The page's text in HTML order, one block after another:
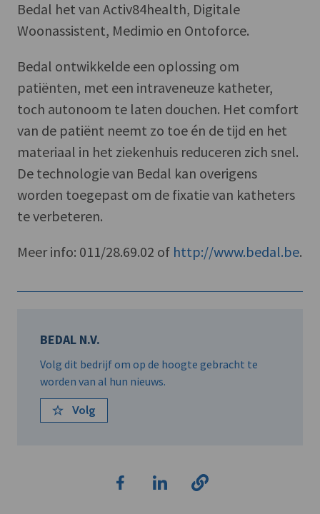
Bedal het van Activ84health, Digitale
Woonassistent, Medimio en Ontoforce.
Bedal ontwikkelde een oplossing om
patiënten, met een intraveneuze katheter,
toch autonoom te laten douchen. Het comfort
van de patiënt neemt zo toe én de tijd en het
materiaal in het ziekenhuis reduceren zich snel.
De technologie van Bedal kan overigens
worden toegepast om de fixatie van katheters
te verbeteren.
Meer info: 011/28.69.02 of http://www.bedal.be.
BEDAL N.V.
Volg dit bedrijf om op de hoogte gebracht te
worden van al hun nieuws.
Volg